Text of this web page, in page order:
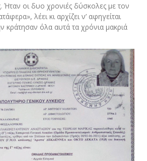
Ήταν οι δυο χρονιές δύσκολες με τον
λέει κι αρχίζει ν’ αφηγείται
κράτησαν όλα αυτά τα χρόνια μακριά